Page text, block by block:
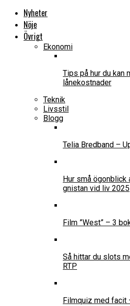
Nyheter
Nöje
Övrigt
Ekonomi
Tips på hur du kan
lånekostnader
Teknik
Livsstil
Blogg
Telia Bredband –
Hur små ögonblick
gnistan vid liv 2025
Film ”West” – 3
Så hittar du slots
RTP
Filmquiz med facit